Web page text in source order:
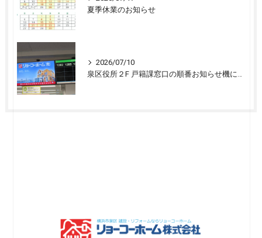
夏季休業のお知らせ
2026/07/10